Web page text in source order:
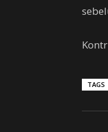
TAGS